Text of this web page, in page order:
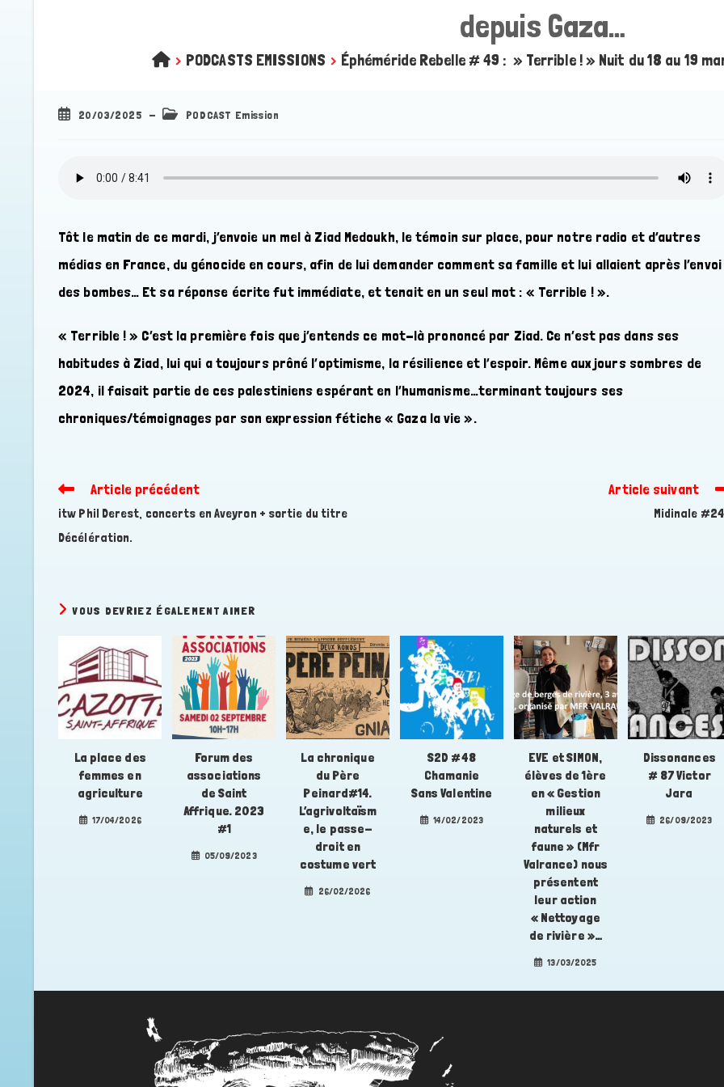
depuis Gaza…
> PODCASTS EMISSIONS > Éphéméride Rebelle # 49 : » Terrible ! » Nuit du 18 au 19
Publication
20/03/2025
Post PODCAST Emission
Tôt le matin de ce mardi, j’envoie un mel à Ziad Medoukh, le témoin sur place, pour notre radio et d’autres
médias en France, du génocide en cours, afin de lui demander comment sa famille et lui allaient après l’envoi
des bombes… Et sa réponse écrite fut immédiate, et tenait en un seul mot : « Terrible ! ».
« Terrible ! » C’est la première fois que j’entends ce mot-là prononcé par Ziad. Ce n’est pas dans ses
habitudes à Ziad, lui qui a toujours prôné l’optimisme, la résilience et l’espoir. Même aux jours sombres de
2024, il faisait partie de ces palestiniens espérant en l’humanisme…terminant toujours ses
chroniques/témoignages par son expression fétiche « Gaza la vie ».
Read
articles
Article précédent
itw Phil Derest, concerts en Aveyron + sortie du titre
Décélération.
Article suivant
Midinale
VOUS DEVRIEZ ÉGALEMENT AIMER
La place des
femmes en
agriculture
17/04/2026
Forum des
associations
de Saint
Affrique. 2023
#1
05/09/2023
La chronique
du Père
Peinard#14.
L’agrivoltaïsm
e, le passe-
droit en
costume vert
26/02/2026
S2D #48
Chamanie
Sans Valentine
14/02/2023
EVE et SIMON,
élèves de 1ère
en « Gestion
milieux
naturels et
faune » (Mfr
Valrance) nous
présentent
leur action
« Nettoyage
de rivière »…
13/03/2025
Dissonances
# 87 Victor
Jara
26/09/2023